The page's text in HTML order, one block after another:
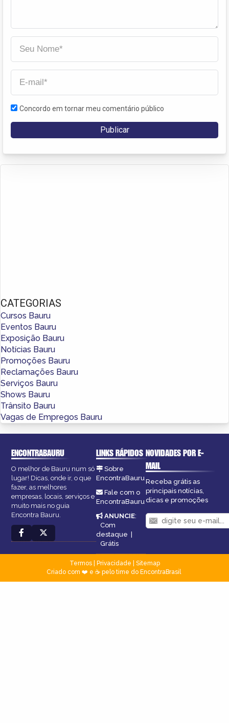
Concordo em tornar meu comentário público
CATEGORIAS
Cursos Bauru
Eventos Bauru
Exposição Bauru
Notícias Bauru
Promoções Bauru
Reclamações Bauru
Serviços Bauru
Shows Bauru
Trânsito Bauru
Vagas de Empregos Bauru
ENCONTRABAURU
O melhor de Bauru num só
lugar! Dicas, onde ir, o que
fazer, as melhores
empresas, locais, serviços e
muito mais no guia
Encontra Bauru.
LINKS RÁPIDOS
Sobre
EncontraBauru
Fale com o
EncontraBauru
ANUNCIE:
Com
destaque
Grátis
NOVIDADES POR E-
MAIL
Receba grátis as
principais notícias,
dicas e promoções
Termos| Privacidade
Sitemap
Criado com ❤️ e ☕ pelo time do EncontraBrasil